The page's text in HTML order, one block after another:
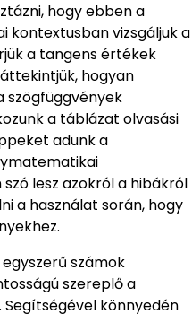
hogy ebben a
kontextusban vizsgáljuk a
a tangens értékek
hogyan
szögfüggvények
a táblázat olvasási
adunk a
lesz azokról a hibákról
a használat során, hogy
számok
szereplő a
könnyedén